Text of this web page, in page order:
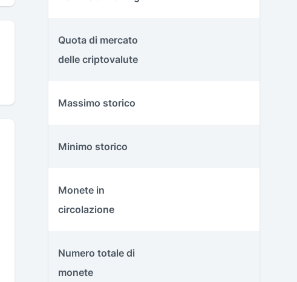
Quota di mercato
delle criptovalute
Massimo storico
Minimo storico
Monete in
circolazione
Numero totale di
monete